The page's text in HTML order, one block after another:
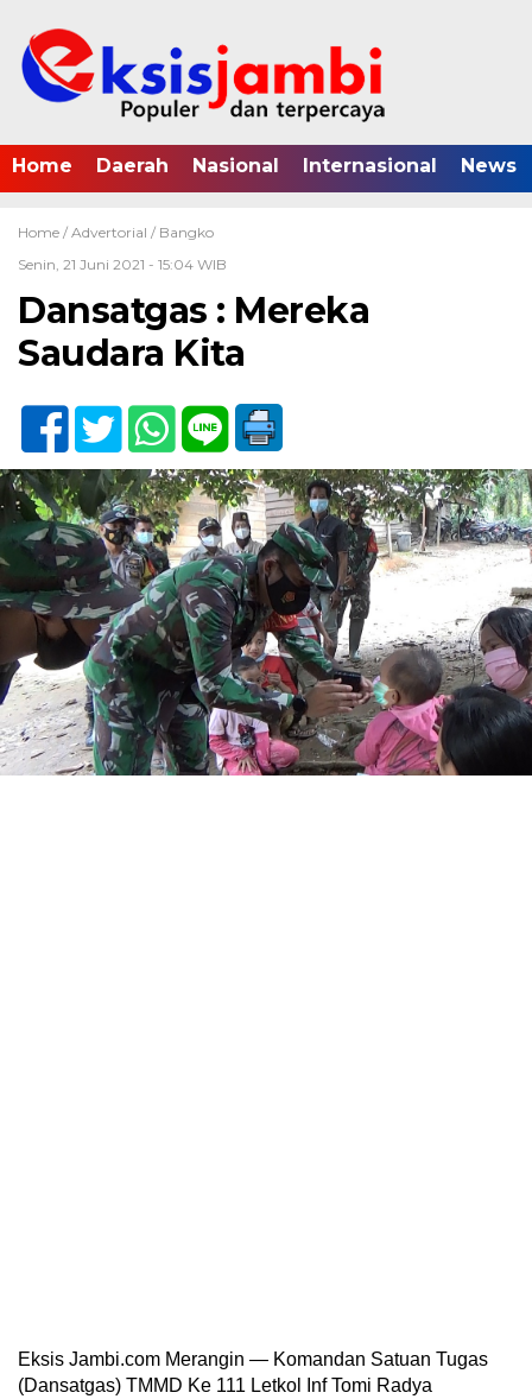
Home Daerah Nasional Internasional News
Home / Advertorial / Bangko
Senin, 21 Juni 2021 - 15:04 WIB
Dansatgas : Mereka
Saudara Kita
Eksis Jambi.com Merangin — Komandan Satuan Tugas
(Dansatgas) TMMD Ke 111 Letkol Inf Tomi Radya